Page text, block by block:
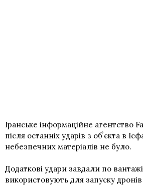
Іранське інформаційне агентство
після останніх ударів з обʼєкта в
небезпечних матеріалів не було.
Додаткові удари завдали по
використовують для запуску